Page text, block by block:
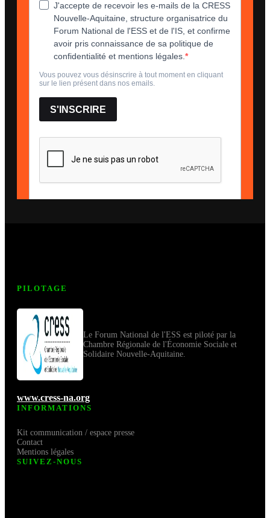
PILOTAGE
Le Forum National de l'ESS est piloté par la
Chambre Régionale de l'Économie Sociale et
Solidaire Nouvelle-Aquitaine.
www.cress-na.org
INFORMATIONS
Kit communication / espace presse
Contact
Mentions légales
SUIVEZ-NOUS